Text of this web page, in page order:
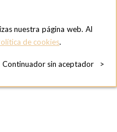
nuestra página web. Al
de cookies.
Continuador sin aceptador >